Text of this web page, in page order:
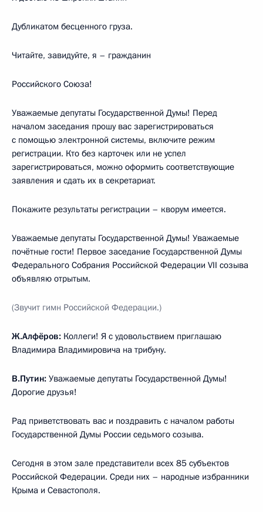
Дубликатом бесценного груза.
Читайте, завидуйте, я – гражданин
Российского Союза!
Уважаемые депутаты Государственной Думы! Перед
началом заседания прошу вас зарегистрироваться
с помощью электронной системы, включите режим
регистрации. Кто без карточек или не успел
зарегистрироваться, можно оформить соответствующие
заявления и сдать их в секретариат.
Покажите результаты регистрации – кворум имеется.
Уважаемые депутаты Государственной Думы! Уважаемые
почётные гости! Первое заседание Государственной Думы
Федерального Собрания Российской Федерации VII созыва
объявляю отрытым.
(Звучит гимн Российской Федерации.)
Ж.Алфёров: Коллеги! Я с удовольствием приглашаю
Владимира Владимировича на трибуну.
В.Путин: Уважаемые депутаты Государственной Думы!
Дорогие друзья!
Рад приветствовать вас и поздравить с началом работы
Государственной Думы России седьмого созыва.
Сегодня в этом зале представители всех 85 субъектов
Российской Федерации. Среди них – народные избранники
Крыма и Севастополя.